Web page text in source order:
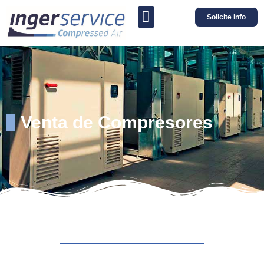
Solicite Info
Venta de Compresores